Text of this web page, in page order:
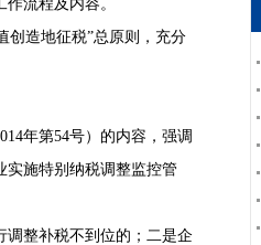
流程及内容。
造地征税”总原则，充分
年第54号）的内容，强调
实施特别纳税调整监控管
整补税不到位的；二是企